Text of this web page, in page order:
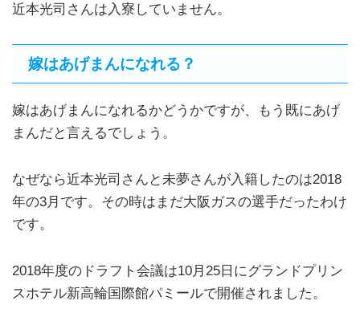
近本光司さんは入寮していません。
嫁はあげまんになれる？
嫁はあげまんになれるかどうかですが、もう既にあげ
まんだと言えるでしょう。
なぜなら近本光司さんと未夢さんが入籍したのは2018
年の3月です。その時はまだ大阪ガスの選手だったわけ
です。
2018年度のドラフト会議は10月25日にグランドプリン
スホテル新高輪国際館パミールで開催されました。